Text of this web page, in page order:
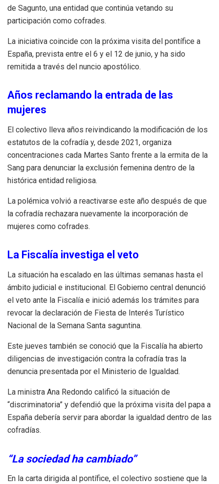
de Sagunto, una entidad que continúa vetando su
participación como cofrades.
La iniciativa coincide con la próxima visita del pontífice a
España, prevista entre el 6 y el 12 de junio, y ha sido
remitida a través del nuncio apostólico.
Años reclamando la entrada de las
mujeres
El colectivo lleva años reivindicando la modificación de los
estatutos de la cofradía y, desde 2021, organiza
concentraciones cada Martes Santo frente a la ermita de la
Sang para denunciar la exclusión femenina dentro de la
histórica entidad religiosa.
La polémica volvió a reactivarse este año después de que
la cofradía rechazara nuevamente la incorporación de
mujeres como cofrades.
La Fiscalía investiga el veto
La situación ha escalado en las últimas semanas hasta el
ámbito judicial e institucional. El Gobierno central denunció
el veto ante la Fiscalía e inició además los trámites para
revocar la declaración de Fiesta de Interés Turístico
Nacional de la Semana Santa saguntina.
Este jueves también se conoció que la Fiscalía ha abierto
diligencias de investigación contra la cofradía tras la
denuncia presentada por el Ministerio de Igualdad.
La ministra Ana Redondo calificó la situación de
“discriminatoria” y defendió que la próxima visita del papa a
España debería servir para abordar la igualdad dentro de las
cofradías.
“La sociedad ha cambiado”
En la carta dirigida al pontífice, el colectivo sostiene que la